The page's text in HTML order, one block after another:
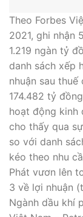
kéo theo nhu
Phát vươn lên
3 về lợi nhuận
Ngành dầu khí
Việt Nam –
doanh thu
(giảm 20 bậc).
Các công ty
doanh khả
doanh thu năm
tính theo top
7 đại diện
lớn nhất của